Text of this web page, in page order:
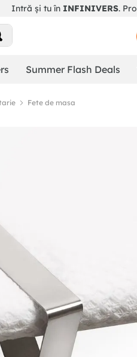
Intră și tu în INFINIVERS.
Summer Flash Deals
Fete de masa